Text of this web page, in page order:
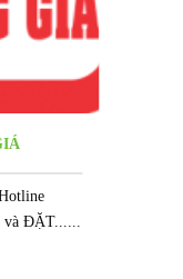
ĐẶT......